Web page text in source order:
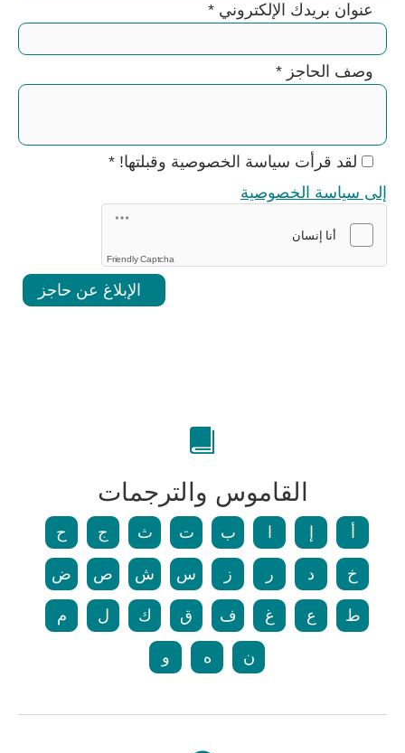
عنوان بريدك الإلكتروني *
وصف الحاجز *
لقد قرأت سياسة الخصوصية وقبلتها! *
إلى سياسة الخصوصية
Friendly Captcha
الإبلاغ عن حاجز
القاموس والترجمات
ب ت ث ج ح
خ د ر ز س ش ص ض
ط ع غ ف ق ك ل م
ن ه و